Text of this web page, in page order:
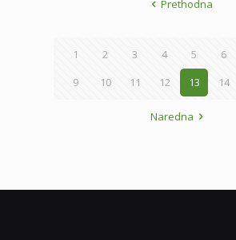
Prethodna
1 2 3 4 5 6
9
10 11 12 13 14
Naredna